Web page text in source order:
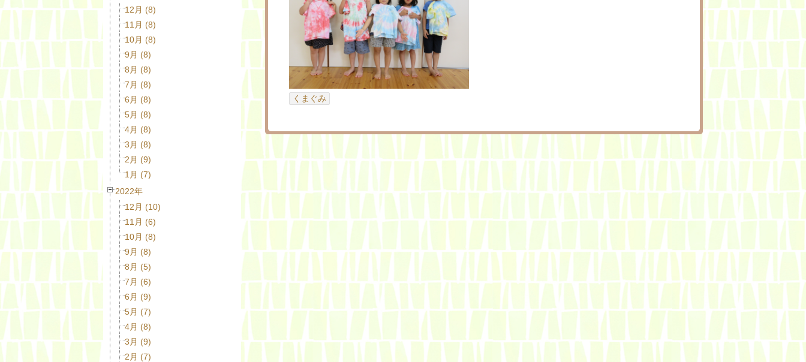
12月 (8)
11月 (8)
10月 (8)
9月 (8)
8月 (8)
7月 (8)
6月 (8)
5月 (8)
4月 (8)
3月 (8)
2月 (9)
1月 (7)
2022年
12月 (10)
11月 (6)
10月 (8)
9月 (8)
8月 (5)
7月 (6)
6月 (9)
5月 (7)
4月 (8)
3月 (9)
2月 (7)
くまぐみ